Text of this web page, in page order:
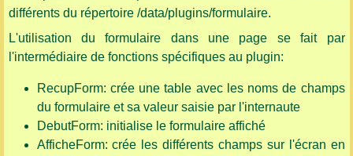
différents du répertoire /data/plugins/formulaire.
L'utilisation du formulaire dans une page se fait par
l'intermédiaire de fonctions spécifiques au plugin:
RecupForm: crée une table avec les noms de champs
du formulaire et sa valeur saisie par l'internaute
DebutForm: initialise le formulaire affiché
AfficheForm: crée les différents champs sur l'écran en